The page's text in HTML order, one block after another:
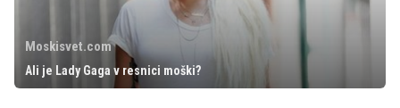
Moskisvet.com
Ali je Lady Gaga v resnici moški?